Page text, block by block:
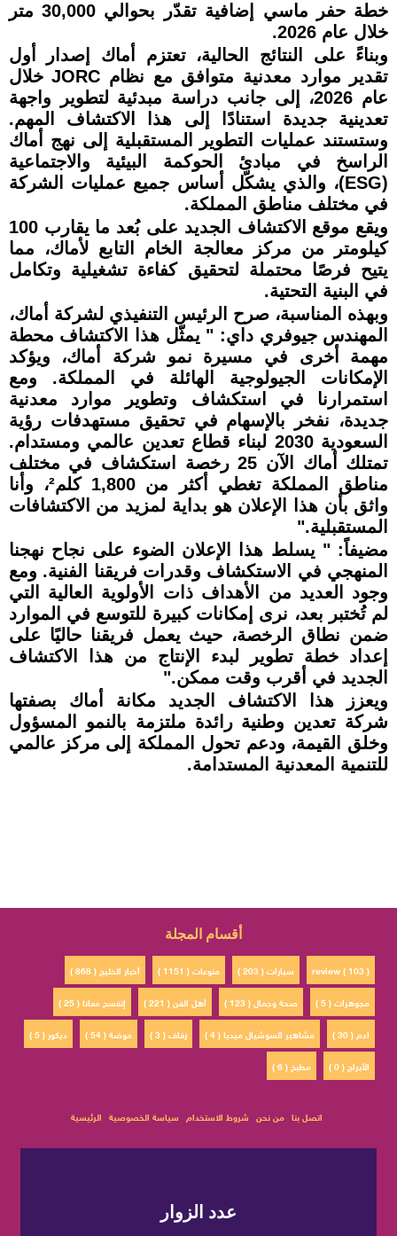
خطة حفر ماسي إضافية تقدّر بحوالي 30,000 متر
خلال عام 2026.
وبناءً على النتائج الحالية، تعتزم أماك إصدار أول
تقدير موارد معدنية متوافق مع نظام JORC خلال
عام 2026، إلى جانب دراسة مبدئية لتطوير واجهة
تعدينية جديدة استنادًا إلى هذا الاكتشاف المهم.
وستستند عمليات التطوير المستقبلية إلى نهج أماك
الراسخ في مبادئ الحوكمة البيئية والاجتماعية
(ESG)، والذي يشكّل أساس جميع عمليات الشركة
في مختلف مناطق المملكة.
ويقع موقع الاكتشاف الجديد على بُعد ما يقارب 100
كيلومتر من مركز معالجة الخام التابع لأماك، مما
يتيح فرصًا محتملة لتحقيق كفاءة تشغيلية وتكامل
في البنية التحتية.
وبهذه المناسبة، صرح الرئيس التنفيذي لشركة أماك،
المهندس جيوفري داي: " يمثّل هذا الاكتشاف محطة
مهمة أخرى في مسيرة نمو شركة أماك، ويؤكد
الإمكانات الجيولوجية الهائلة في المملكة. ومع
استمرارنا في استكشاف وتطوير موارد معدنية
جديدة، نفخر بالإسهام في تحقيق مستهدفات رؤية
السعودية 2030 لبناء قطاع تعدين عالمي ومستدام.
تمتلك أماك الآن 25 رخصة استكشاف في مختلف
مناطق المملكة تغطي أكثر من 1,800 كلم²، وأنا
واثق بأن هذا الإعلان هو بداية لمزيد من الاكتشافات
المستقبلية."
مضيفاً: " يسلط هذا الإعلان الضوء على نجاح نهجنا
المنهجي في الاستكشاف وقدرات فريقنا الفنية. ومع
وجود العديد من الأهداف ذات الأولوية العالية التي
لم تُختبر بعد، نرى إمكانات كبيرة للتوسع في الموارد
ضمن نطاق الرخصة، حيث يعمل فريقنا حاليًا على
إعداد خطة تطوير لبدء الإنتاج من هذا الاكتشاف
الجديد في أقرب وقت ممكن."
ويعزز هذا الاكتشاف الجديد مكانة أماك بصفتها
شركة تعدين وطنية رائدة ملتزمة بالنمو المسؤول
وخلق القيمة، ودعم تحول المملكة إلى مركز عالمي
للتنمية المعدنية المستدامة.
أقسام المجلة
أخبار الخليج ( 868 ) منوعات ( 1151 ) سيارات ( 203 )
review ( 103 )
إتفسح معانا ( 25 )
أهل الفن ( 221 ) صحة وجمال ( 123 )
مجوهرات ( 5 )
ديكور ( 5 )
موضة ( 54 ) زفاف ( 3 ) مشاهير السوشيال ميديا ( 4 )
ادم ( 30 )
مطبخ ( 6 )
الأبراج ( 0 )
الرئيسية سياسة الخصوصية شروط الاستخدام من نحن اتصل بنا
عدد الزوار